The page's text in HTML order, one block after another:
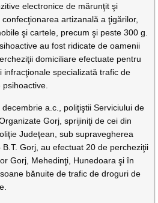
electronice de mărunţit şi
artizanală a ţigărilor,
şi cartele, precum şi peste 300 g.
au fost ridicate de oamenii
domiciliare efectuate pentru
specializată trafic de
a.c., poliţiştii Serviciului de
Gorj, sprijiniţi de cei din
Judeţean, sub supravegherea
Gorj, au efectuat 20 de percheziţii
Gorj, Mehedinţi, Hunedoara şi în
bănuite de trafic de droguri de